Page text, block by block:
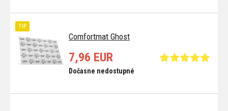
Comfortmat Ghost
TIP
7,96 EUR
Dočasne nedostupné